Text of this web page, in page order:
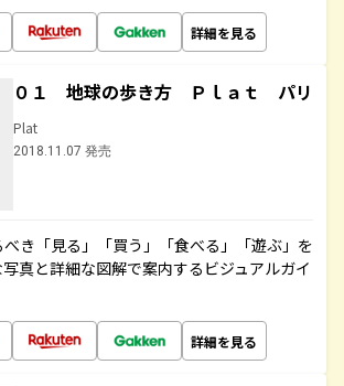
詳細を見る
０１ 地球の歩き方 Ｐｌａｔ パリ
Plat
2018.11.07 発売
き「見る」「買う」「食べる」「遊ぶ」を
真と詳細な図解で案内するビジュアルガイ
詳細を見る